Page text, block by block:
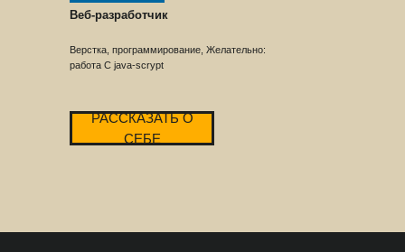
Веб-разработчик
Верстка, программирование, Желательно:
работа С java-scrypt
РАССКАЗАТЬ О
СЕБЕ